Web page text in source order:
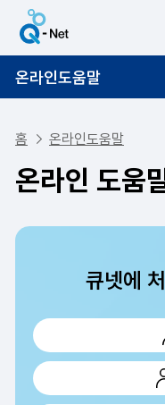
온라인도움말
홈 온라인도움말
온라인 도움
큐넷에